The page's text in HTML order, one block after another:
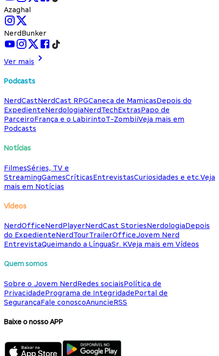
Azaghal
NerdBunker
Ver mais
Podcasts
NerdCastNerdCast RPGCaneca de MamicasDepois do
ExpedienteNerdologiaNerdTechExtrasPapo de
ParceiroFrança e o LabirintoT-ZombiiVeja mais em
Podcasts
Notícias
FilmesSéries, TV e
StreamingGamesCríticasEntrevistasCuriosidades e etc.Veja
mais em Notícias
Vídeos
NerdOfficeNerdPlayerNerdCast StoriesNerdologiaDepois
do ExpedienteNerdTourTrailerOfficeJovem Nerd
EntrevistaQueimando a LínguaSr. KVeja mais em Vídeos
Quem somos
Sobre o Jovem NerdRedes sociaisPolítica de
PrivacidadePrograma de IntegridadePortal de
SegurançaFale conoscoAnuncieRSS
Baixe o nosso APP